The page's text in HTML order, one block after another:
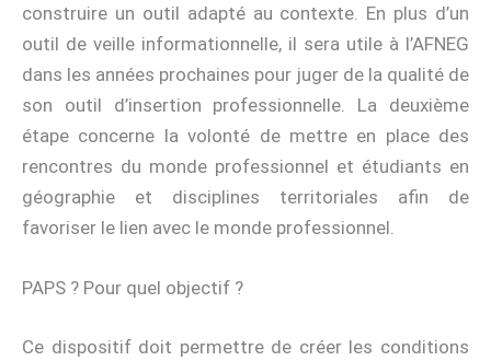
construire un outil adapté au contexte. En plus d’un
outil de veille informationnelle, il sera utile à l’AFNEG
dans les années prochaines pour juger de la qualité de
son outil d’insertion professionnelle. La deuxième
étape concerne la volonté de mettre en place des
rencontres du monde professionnel et étudiants en
géographie et disciplines territoriales afin de
favoriser le lien avec le monde professionnel.
PAPS ? Pour quel objectif ?
Ce dispositif doit permettre de créer les conditions